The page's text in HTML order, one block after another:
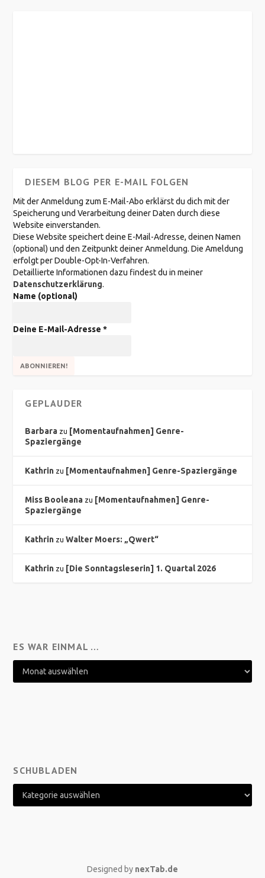
DIESEM BLOG PER E-MAIL FOLGEN
Mit der Anmeldung zum E-Mail-Abo erklärst du dich mit der
Speicherung und Verarbeitung deiner Daten durch diese
Website einverstanden.
Diese Website speichert deine E-Mail-Adresse, deinen Namen
(optional) und den Zeitpunkt deiner Anmeldung. Die Ameldung
erfolgt per Double-Opt-In-Verfahren.
Detaillierte Informationen dazu findest du in meiner
Datenschutzerklärung.
Name (optional)
Deine E-Mail-Adresse*
GEPLAUDER
Barbara zu [Momentaufnahmen] Genre-
Spaziergänge
Kathrin zu [Momentaufnahmen] Genre-Spaziergänge
Miss Booleana zu [Momentaufnahmen] Genre-
Spaziergänge
Kathrin zuWalter Moers: „Qwert“
Kathrin zu [Die Sonntagsleserin] 1. Quartal 2026
ES WAR EINMAL …
SCHUBLADEN
Designed by nexTab.de